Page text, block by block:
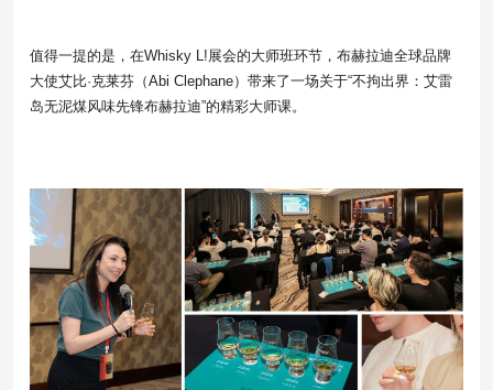
值得一提的是，在Whisky L!展会的大师班环节，布赫拉迪全球品牌
大使艾比·克莱芬（Abi Clephane）带来了一场关于“不拘出界：艾雷
岛无泥煤风味先锋布赫拉迪”的精彩大师课。